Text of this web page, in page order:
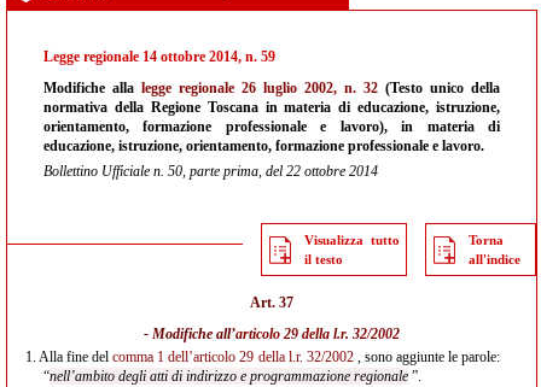
Legge regionale 14 ottobre 2014, n. 59
Modifiche alla legge regionale 26 luglio 2002, n. 32 (Testo unico della
normativa della Regione Toscana in materia di educazione, istruzione,
orientamento, formazione professionale e lavoro), in materia di
educazione, istruzione, orientamento, formazione professionale e lavoro.
Bollettino Ufficiale n. 50, parte prima, del 22 ottobre 2014
Visualizza tutto
il testo
Torna
all'indice
Art. 37
- Modifiche all’articolo 29 della l.r. 32/2002
1. Alla fine delcomma 1 dell’articolo 29 della l.r. 32/2002, sono aggiunte le parole:
“nell’ambito degli atti di indirizzo e programmazione regionale ”.